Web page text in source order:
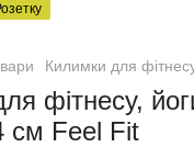
Килимки для
фітнесу,
см Feel Fit